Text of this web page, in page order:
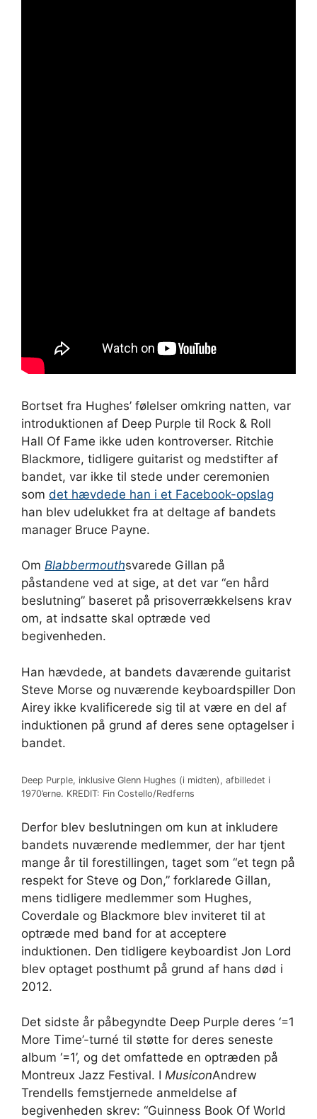
Bortset fra Hughes’ følelser omkring natten, var
introduktionen af ​​Deep Purple til Rock & Roll
Hall Of Fame ikke uden kontroverser. Ritchie
Blackmore, tidligere guitarist og medstifter af
bandet, var ikke til stede under ceremonien
som det hævdede han i et Facebook-opslag
han blev udelukket fra at deltage af bandets
manager Bruce Payne.
Om Blabbermouthsvarede Gillan på
påstandene ved at sige, at det var “en hård
beslutning” baseret på prisoverrækkelsens krav
om, at indsatte skal optræde ved
begivenheden.
Han hævdede, at bandets daværende guitarist
Steve Morse og nuværende keyboardspiller Don
Airey ikke kvalificerede sig til at være en del af
induktionen på grund af deres sene optagelser i
bandet.
Deep Purple, inklusive Glenn Hughes (i midten), afbilledet i
1970’erne. KREDIT: Fin Costello/Redferns
Derfor blev beslutningen om kun at inkludere
bandets nuværende medlemmer, der har tjent
mange år til forestillingen, taget som “et tegn på
respekt for Steve og Don,” forklarede Gillan,
mens tidligere medlemmer som Hughes,
Coverdale og Blackmore blev inviteret til at
optræde med band for at acceptere
induktionen. Den tidligere keyboardist Jon Lord
blev optaget posthumt på grund af hans død i
2012.
Det sidste år påbegyndte Deep Purple deres ‘=1
More Time’-turné til støtte for deres seneste
album ‘=1’, og det omfattede en optræden på
Montreux Jazz Festival. I MusiconAndrew
Trendells femstjernede anmeldelse af
begivenheden skrev: “Guinness Book Of World